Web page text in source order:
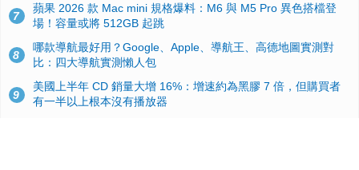
7
蘋果 2026 款 Mac mini 規格爆料：M6 與 M5 Pro 異色搭檔登
場！容量或將 512GB 起跳
8
哪款導航最好用？Google、Apple、導航王、高德地圖實測對
比：四大導航實測懶人包
9
美國上半年 CD 銷量大增 16%：增速約為黑膠 7 倍，但購買者
有一半以上根本沒有播放器